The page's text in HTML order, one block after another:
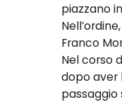
piazzano
Franco
Nel corso
dopo aver
passaggio